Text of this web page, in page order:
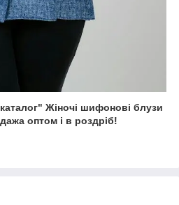
Жіночі шифонові блузи
оптом і в роздріб!